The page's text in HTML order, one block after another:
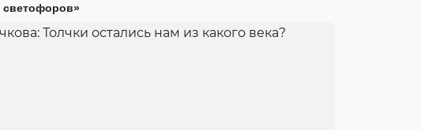
светофоров»